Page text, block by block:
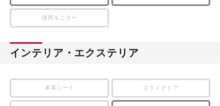
後席モニター
インテリア・エクステリア
本革シート スライドドア